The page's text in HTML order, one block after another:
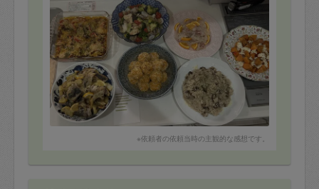
※依頼者の依頼当時の主観的な感想です。